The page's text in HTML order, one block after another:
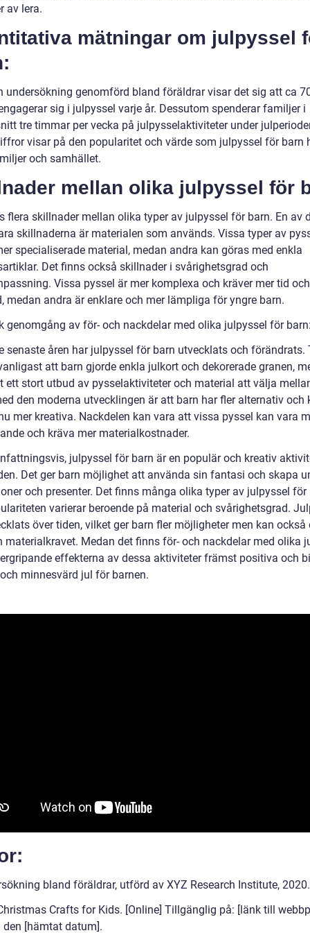
av lera.
mätningar om julpyssel
undersökning genomförd bland föräldrar visar det sig att ca
sig i julpyssel varje år. Dessutom spenderar familjer i
tre timmar per vecka på julpysselaktiviteter under
visar på den popularitet och värde som julpyssel för barn
och samhället.
mellan olika julpyssel för
flera skillnader mellan olika typer av julpyssel för barn. En av
skillnaderna är materialen som används. Vissa typer av
specialiserade material, medan andra kan göras med enkla
Det finns också skillnader i svårighetsgrad och
Vissa pyssel är mer komplexa och kräver mer tid och
medan andra är enklare och mer lämpliga för yngre barn.
genomgång av för- och nackdelar med olika julpyssel för
senaste åren har julpyssel för barn utvecklats och förändrats.
att barn gjorde enkla julkort och dekorerade granen,
ett stort utbud av pysselaktiviteter och material att välja
den moderna utvecklingen är att barn har fler alternativ och
mer kreativa. Nackdelen kan vara att vissa pyssel kan vara
och kräva mer materialkostnader.
julpyssel för barn är en populär och kreativ
Det ger barn möjlighet att använda sin fantasi och skapa
och presenter. Det finns många olika typer av julpyssel för
varierar beroende på material och svårighetsgrad.
över tiden, vilket ger barn fler möjligheter men kan också
materialkravet. Medan det finns för- och nackdelar med olika
effekterna av dessa aktiviteter främst positiva och
minnesvärd jul för barnen.
bland föräldrar, utförd av XYZ Research Institute, 2020.
Crafts for Kids. [Online] Tillgänglig på: [länk till
den [hämtat datum].